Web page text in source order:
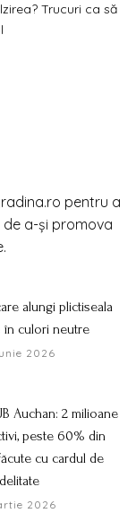
Trucuri ca să
pentru a
a-și promova
alungi plictiseala
în culori neutre
2026
Auchan: 2 milioane
peste 60% din
cu cardul de
2026